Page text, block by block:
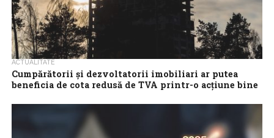
ACTUALITATE
Cumpărătorii și dezvoltatorii imobiliari ar putea
beneficia de cota redusă de TVA printr-o acțiune bine
semnificative, beneficiind de oportunitatea unei cote reduse de
TVA de 9%, printr-o acțiune bine...